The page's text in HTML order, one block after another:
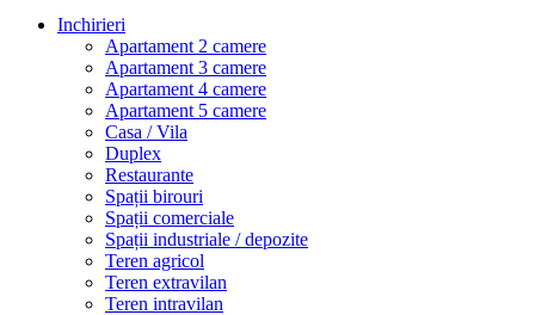
Inchirieri
Apartament 2 camere
Apartament 3 camere
Apartament 4 camere
Apartament 5 camere
Casa / Vila
Duplex
Restaurante
Spații birouri
Spații comerciale
Spații industriale / depozite
Teren agricol
Teren extravilan
Teren intravilan